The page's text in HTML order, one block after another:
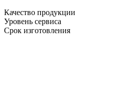
Качество продукции
Уровень сервиса
Срок изготовления